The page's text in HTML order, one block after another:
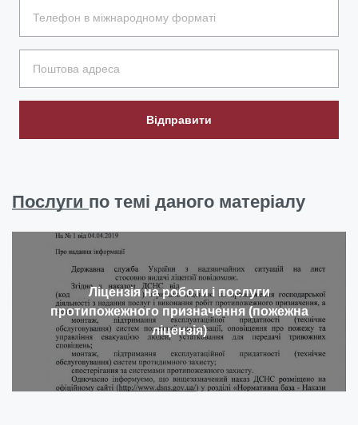
Відправити
Послуги по темі даного матеріалу
Ліцензія на роботи і послуги
протипожежного призначення (пожежна
ліцензія)